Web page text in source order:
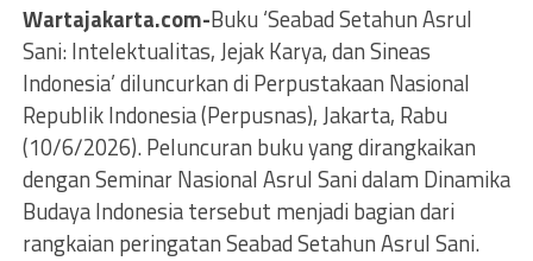
Wartajakarta.com-Buku ‘Seabad Setahun Asrul
Sani: Intelektualitas, Jejak Karya, dan Sineas
Indonesia’ diluncurkan di Perpustakaan Nasional
Republik Indonesia (Perpusnas), Jakarta, Rabu
(10/6/2026). Peluncuran buku yang dirangkaikan
dengan Seminar Nasional Asrul Sani dalam Dinamika
Budaya Indonesia tersebut menjadi bagian dari
rangkaian peringatan Seabad Setahun Asrul Sani.